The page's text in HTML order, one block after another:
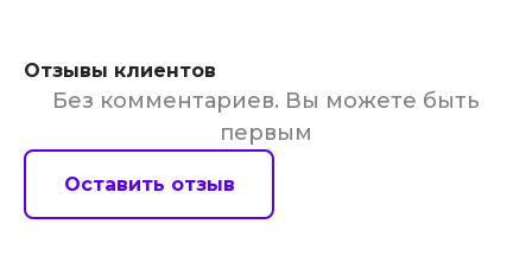
Отзывы клиентов
Без комментариев. Вы можете быть
первым
Оставить отзыв